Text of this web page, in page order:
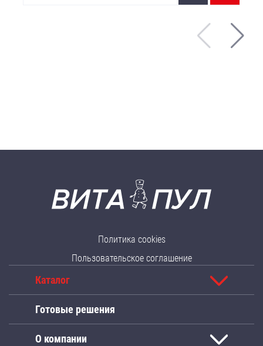
Политика cookies
Пользовательское соглашение
Каталог
Готовые решения
О компании